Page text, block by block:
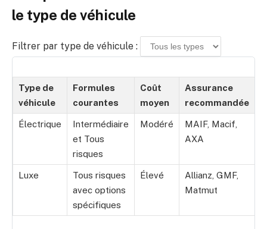
le type de véhicule
Filtrer par type de véhicule :
Type de
véhicule
Formules
courantes
Coût
moyen
Assurance
recommandée
Électrique
Intermédiaire
et Tous
risques
Modéré
MAIF, Macif,
AXA
Luxe
Tous risques
avec options
spécifiques
Élevé
Allianz, GMF,
Matmut